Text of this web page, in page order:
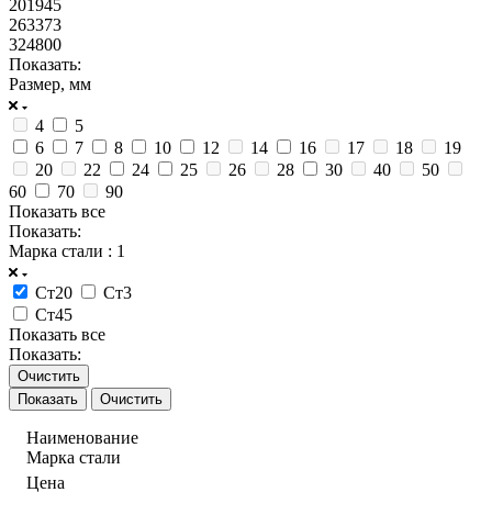
201945
263373
324800
Показать:
Размер, мм
4
5
6
7 8 10 12 14 16 17 18
19
20
22 24 25 26 28 30 40
50
60
70
90
Показать все
Показать:
Марка стали : 1
Ст20
Ст3
Ст45
Показать все
Показать:
Очистить
Очистить
Наименование
Марка стали
Цена